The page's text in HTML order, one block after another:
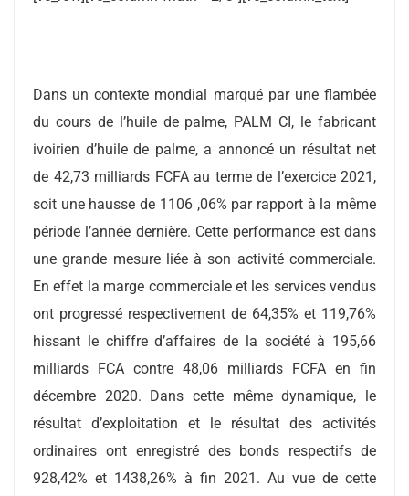
Dans un contexte mondial marqué par une flambée
du cours de l’huile de palme, PALM CI, le fabricant
ivoirien d’huile de palme, a annoncé un résultat net
de 42,73 milliards FCFA au terme de l’exercice 2021,
soit une hausse de 1106 ,06% par rapport à la même
période l’année dernière. Cette performance est dans
une grande mesure liée à son activité commerciale.
En effet la marge commerciale et les services vendus
ont progressé respectivement de 64,35% et 119,76%
hissant le chiffre d’affaires de la société à 195,66
milliards FCA contre 48,06 milliards FCFA en fin
décembre 2020. Dans cette même dynamique, le
résultat d’exploitation et le résultat des activités
ordinaires ont enregistré des bonds respectifs de
928,42% et 1438,26% à fin 2021. Au vue de cette